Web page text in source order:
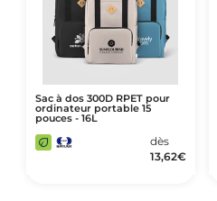
Sac à dos 300D RPET pour
ordinateur portable 15
pouces - 16L
dès
13,62€